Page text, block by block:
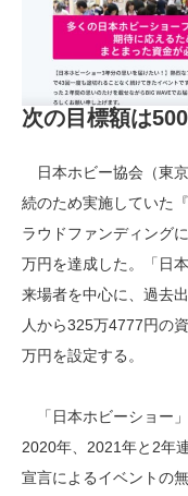
次の目標額は
日本ホビー協会（東
続のため実施していた
ラウドファンディング
万円を達成した。「日
来場者を中心に、過去
人から325万4777円の
万円を設定する。
「日本ホビーショー
2020年、2021年と2年
宣言によるイベントの